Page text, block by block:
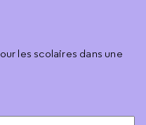
les scolaires dans une